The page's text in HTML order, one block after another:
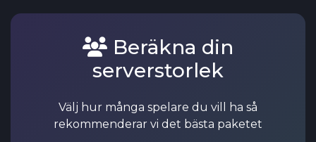
Beräkna din
serverstorlek
Välj hur många spelare du vill ha så
rekommenderar vi det bästa paketet